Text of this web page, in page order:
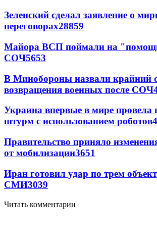
Зеленский сделал заявление о
переговорах28859
Майора ВСП поймали на
СОЧ5653
В Минобороны назвали крайний
возвращения военных после СОЧ
Украина впервые в мире
штурм с использованием роботов
Правительство приняло
от мобилизации3651
Иран готовил удар по трем
СМИ3039
Читать комментарии